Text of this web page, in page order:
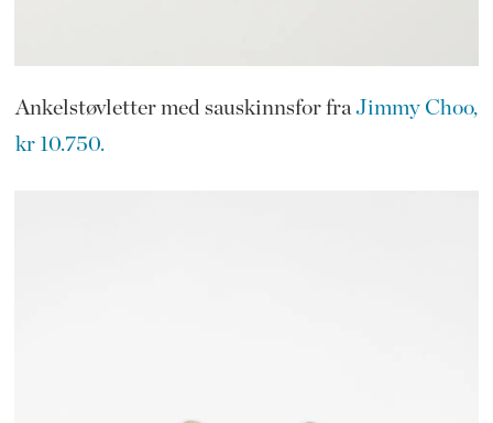
Ankelstøvletter med sauskinnsfor fra Jimmy Choo,
kr 10.750.